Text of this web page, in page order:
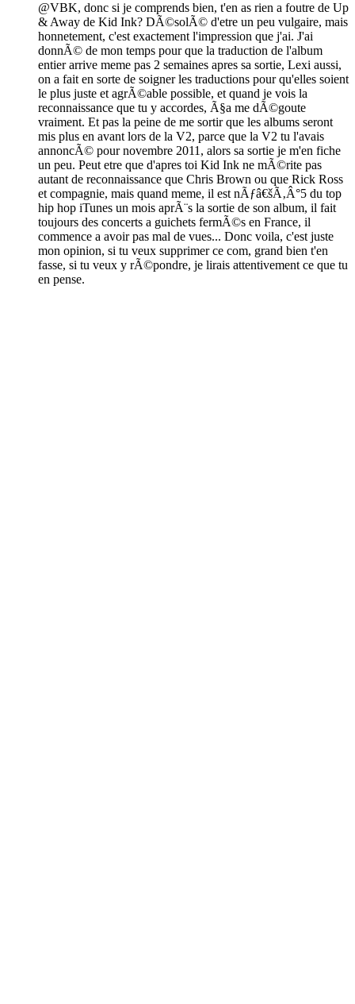
@VBK, donc si je comprends bien, t'en as rien a foutre de Up
& Away de Kid Ink? DÃ©solÃ© d'etre un peu vulgaire, mais
honnetement, c'est exactement l'impression que j'ai. J'ai
donnÃ© de mon temps pour que la traduction de l'album
entier arrive meme pas 2 semaines apres sa sortie, Lexi aussi,
on a fait en sorte de soigner les traductions pour qu'elles soient
le plus juste et agrÃ©able possible, et quand je vois la
reconnaissance que tu y accordes, Ã§a me dÃ©goute
vraiment. Et pas la peine de me sortir que les albums seront
mis plus en avant lors de la V2, parce que la V2 tu l'avais
annoncÃ© pour novembre 2011, alors sa sortie je m'en fiche
un peu. Peut etre que d'apres toi Kid Ink ne mÃ©rite pas
autant de reconnaissance que Chris Brown ou que Rick Ross
et compagnie, mais quand meme, il est nÃƒâ€šÃ‚Â°5 du top
hip hop iTunes un mois aprÃ¨s la sortie de son album, il fait
toujours des concerts a guichets fermÃ©s en France, il
commence a avoir pas mal de vues... Donc voila, c'est juste
mon opinion, si tu veux supprimer ce com, grand bien t'en
fasse, si tu veux y rÃ©pondre, je lirais attentivement ce que tu
en pense.